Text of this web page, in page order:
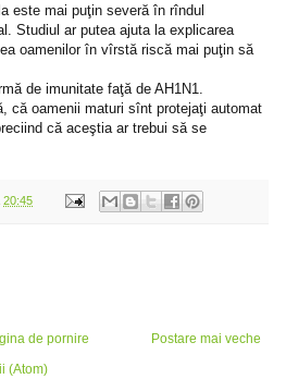
este mai puţin severă în rîndul
Studiul ar putea ajuta la explicarea
oamenilor în vîrstă riscă mai puţin să
de imunitate faţă de AH1N1.
că oamenii maturi sînt protejaţi automat
că aceştia ar trebui să se
20:45
Postare mai veche
de pornire
(Atom)